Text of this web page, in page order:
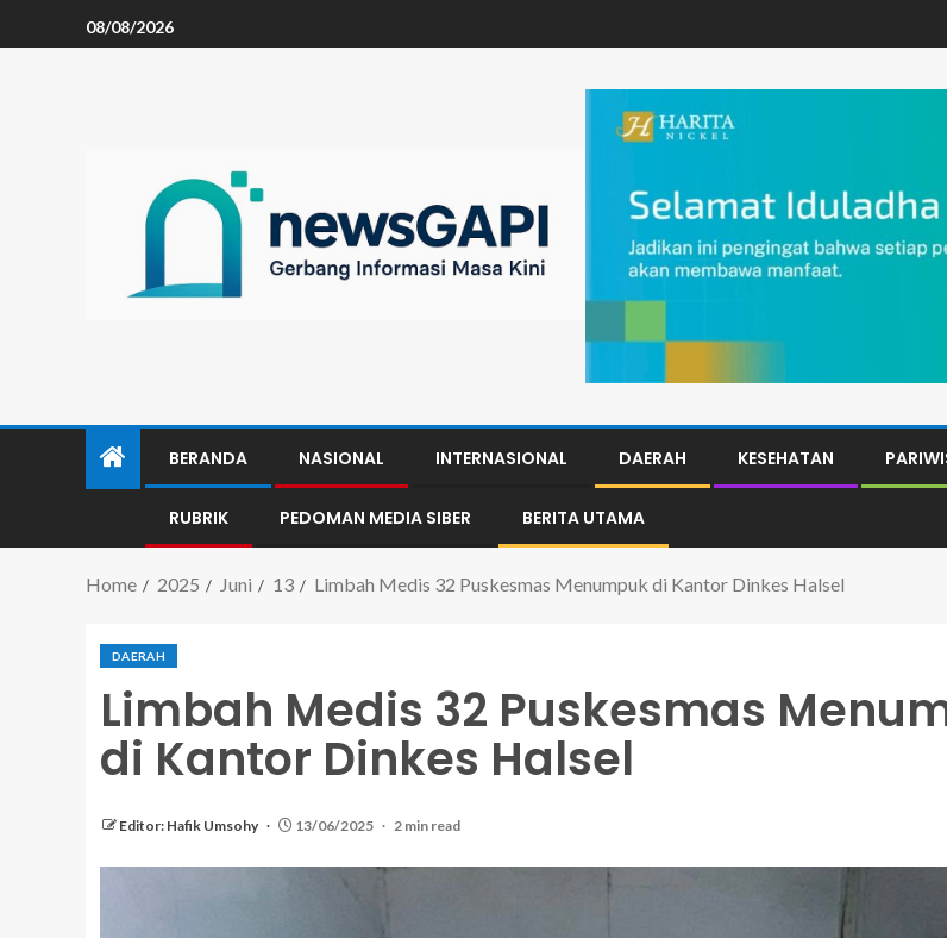
08/08/2026
BERANDA NASIONAL INTERNASIONAL DAERAH KESEHATAN
RUBRIK PEDOMAN MEDIA SIBER BERITA UTAMA
Home 2025 Juni 13 Limbah Medis 32 Puskesmas Menumpuk di Kantor Dinkes Halsel
DAERAH
Limbah Medis 32 Puskesmas
di Kantor Dinkes Halsel
Editor: Hafik Umsohy 13/06/2025 2 min read